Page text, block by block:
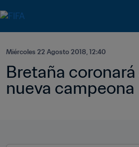
Miércoles 22 Agosto 2018, 12:40
Bretaña coronará
nueva campeona